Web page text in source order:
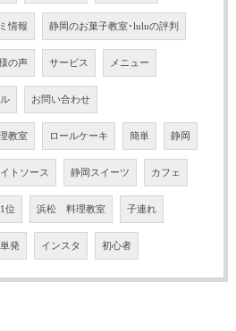
情報 静岡のお菓子教室･luluの評判
の声 サービス メニュー
お問い合わせ
教室 ロールケーキ 簡単 静岡
トソース 静岡スイーツ カフェ
1位 浜松 料理教室 子連れ
単発 インスタ 初心者